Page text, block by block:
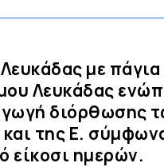
με πάγια
Λευκάδας
διόρθωσης
της Ε.
είκοσι ημερών.